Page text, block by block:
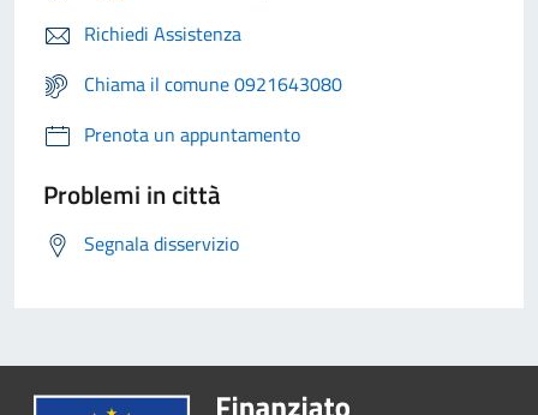
Richiedi Assistenza
Chiama il comune 0921643080
Prenota un appuntamento
Problemi in città
Segnala disservizio